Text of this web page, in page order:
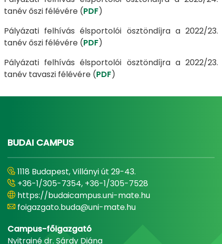
tanév őszi félévére (PDF)
Pályázati felhívás élsportolói ösztöndíjra a 2022/23.
tanév őszi félévére (PDF)
Pályázati felhívás élsportolói ösztöndíjra a 2022/23.
tanév tavaszi félévére (PDF)
BUDAI CAMPUS
1118 Budapest, Villányi út 29-43.
+36-1/305-7354, +36-1/305-7528
https://budaicampus.uni-mate.hu
foigazgato.buda@uni-mate.hu
Campus-főigazgató
Nyitrainé dr. Sárdy Diána